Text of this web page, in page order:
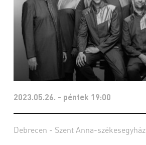
2023.05.26. - péntek 19:00
Debrecen - Szent Anna-székesegyház